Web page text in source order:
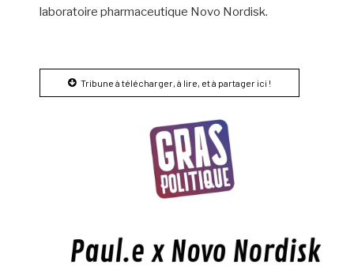
laboratoire pharmaceutique Novo Nordisk.
Tribune à télécharger, à lire, et à partager ici !